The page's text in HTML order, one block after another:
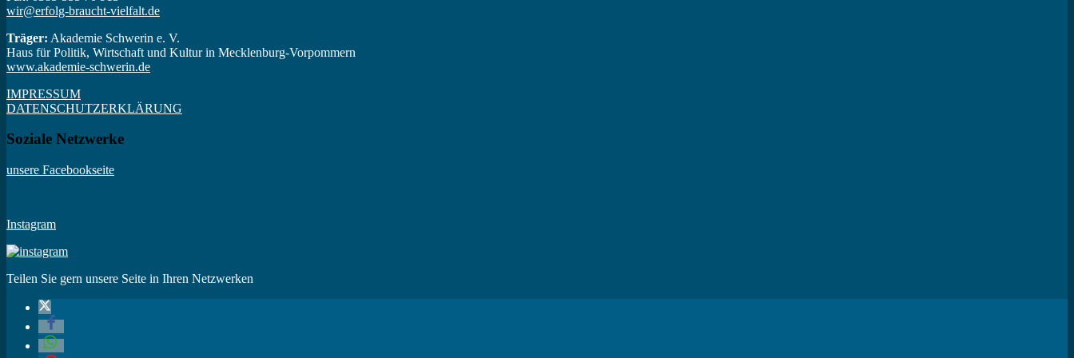
wir@erfolg-braucht-vielfalt.de
Träger: Akademie Schwerin e. V.
Haus für Politik, Wirtschaft und Kultur in Mecklenburg-Vorpommern
www.akademie-schwerin.de
IMPRESSUM
DATENSCHUTZERKLÄRUNG
Soziale Netzwerke
unsere Facebookseite
Instagram
Teilen Sie gern unsere Seite in Ihren Netzwerken